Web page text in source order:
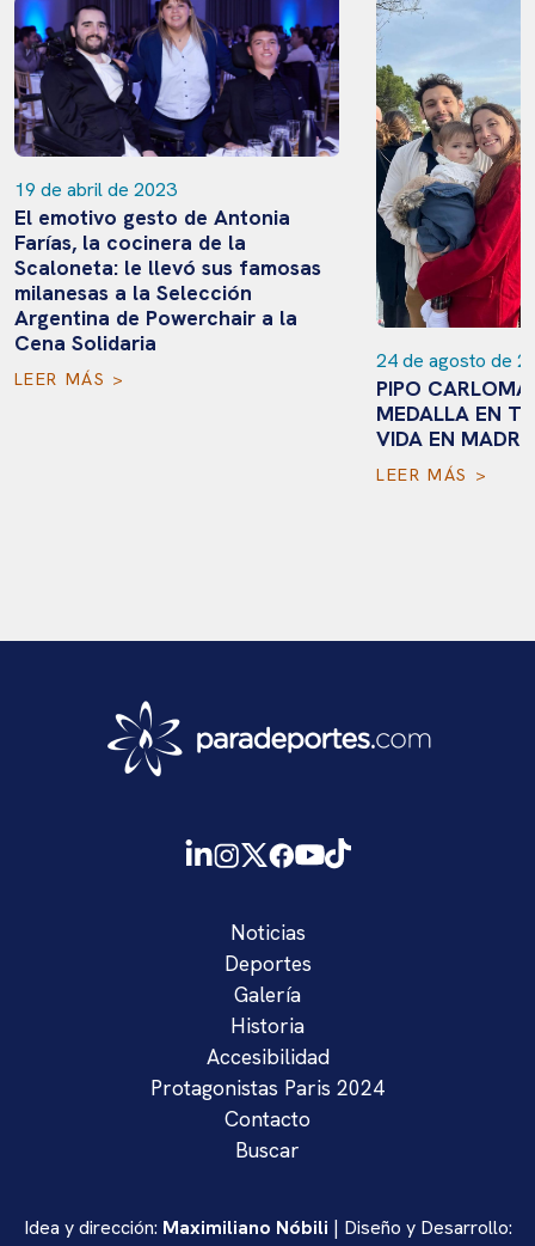
19 de abril de 2023
El emotivo gesto de Antonia
Farías, la cocinera de la
Scaloneta: le llevó sus famosas
milanesas a la Selección
Argentina de Powerchair a la
Cena Solidaria
LEER MÁS >
24 de agosto de
PIPO
MEDALLA EN
VIDA EN
LEER MÁS >
Noticias
Deportes
Galería
Historia
Accesibilidad
Protagonistas Paris 2024
Contacto
Buscar
Idea y dirección: Maximiliano Nóbili | Diseño y Desarrollo: